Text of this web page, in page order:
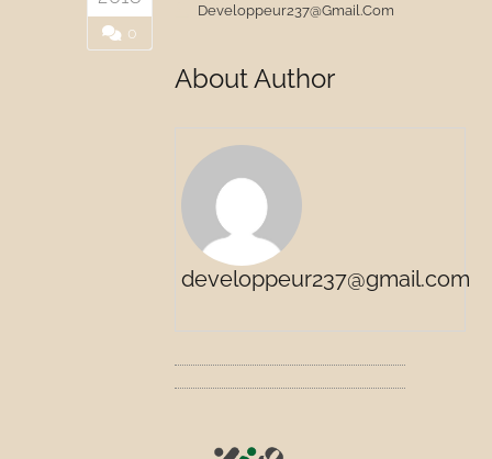
0
Developpeur237@gmail.com
About Author
developpeur237@gmail.com